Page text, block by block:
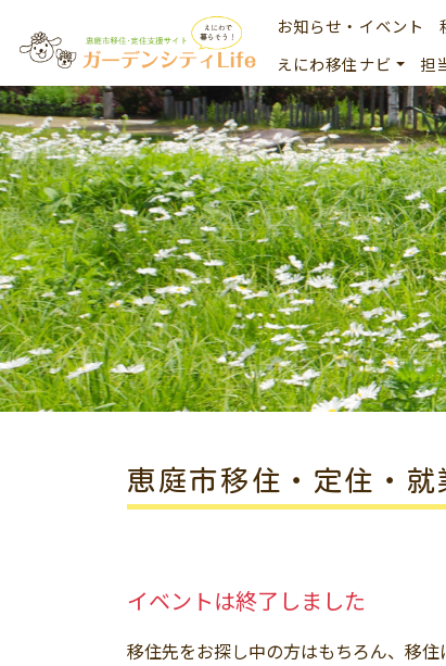
お知らせ・イベント
えにわ移住ナビ
担
恵庭市移住・定住・就
イベントは終了しました
移住先をお探し中の方はもちろん、移